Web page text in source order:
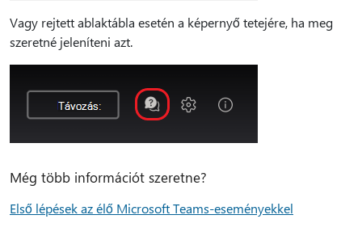
Vagy rejtett ablaktábla esetén a képernyő tetejére, ha meg
szeretné jeleníteni azt.
Még több információt szeretne?
Első lépések az élő Microsoft Teams-eseményekkel